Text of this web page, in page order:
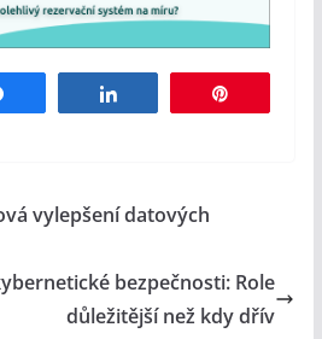
vylepšení datových
bezpečnosti: Role
důležitější než kdy dřív